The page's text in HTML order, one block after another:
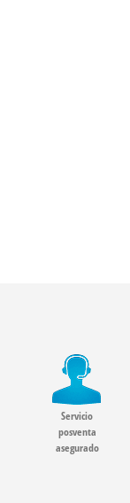
Servicio
posventa
asegurado